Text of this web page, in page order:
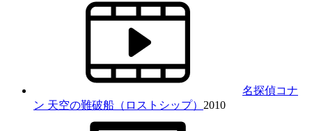
名探偵コナ
ン 天空の難破船（ロストシップ） 2010